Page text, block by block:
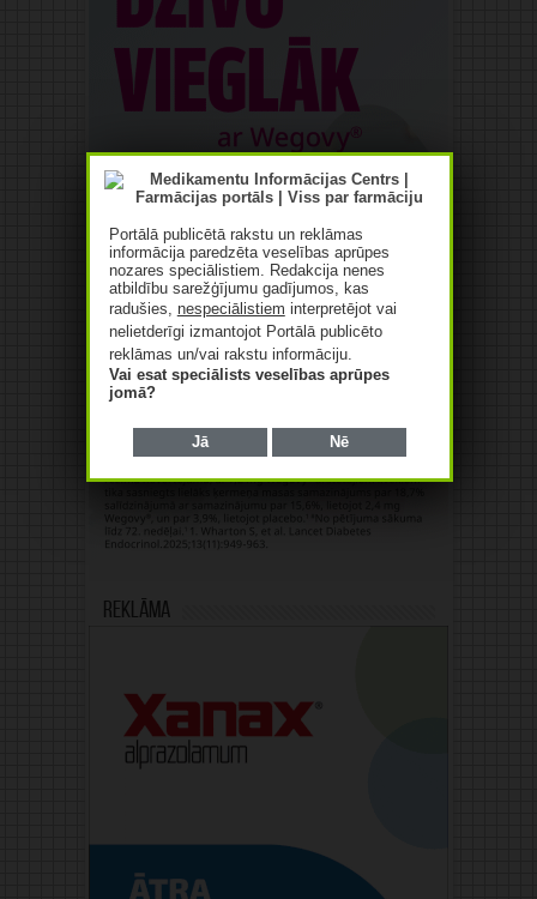
Reklāma
Portālā publicētā rakstu un reklāmas
informācija paredzēta veselības aprūpes
nozares speciālistiem. Redakcija nenes
atbildību sarežģījumu gadījumos, kas
radušies, nespeciālistiem interpretējot vai
nelietderīgi izmantojot Portālā publicēto
reklāmas un/vai rakstu informāciju.
Vai esat speciālists veselības aprūpes
jomā?
Jā Nē